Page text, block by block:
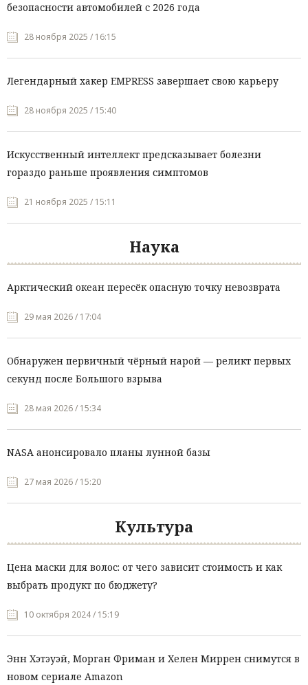
безопасности автомобилей с 2026 года
28 ноября 2025 / 16:15
Легендарный хакер EMPRESS завершает свою карьеру
28 ноября 2025 / 15:40
Искусственный интеллект предсказывает болезни
гораздо раньше проявления симптомов
21 ноября 2025 / 15:11
Наука
Арктический океан пересёк опасную точку невозврата
29 мая 2026 / 17:04
Обнаружен первичный чёрный нарой — реликт первых
секунд после Большого взрыва
28 мая 2026 / 15:34
NASA анонсировало планы лунной базы
27 мая 2026 / 15:20
Культура
Цена маски для волос: от чего зависит стоимость и как
выбрать продукт по бюджету?
10 октября 2024 / 15:19
Энн Хэтэуэй, Морган Фриман и Хелен Миррен снимутся в
новом сериале Amazon